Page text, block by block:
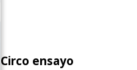
Circo ensayo